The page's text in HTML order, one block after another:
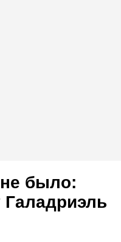
не было: